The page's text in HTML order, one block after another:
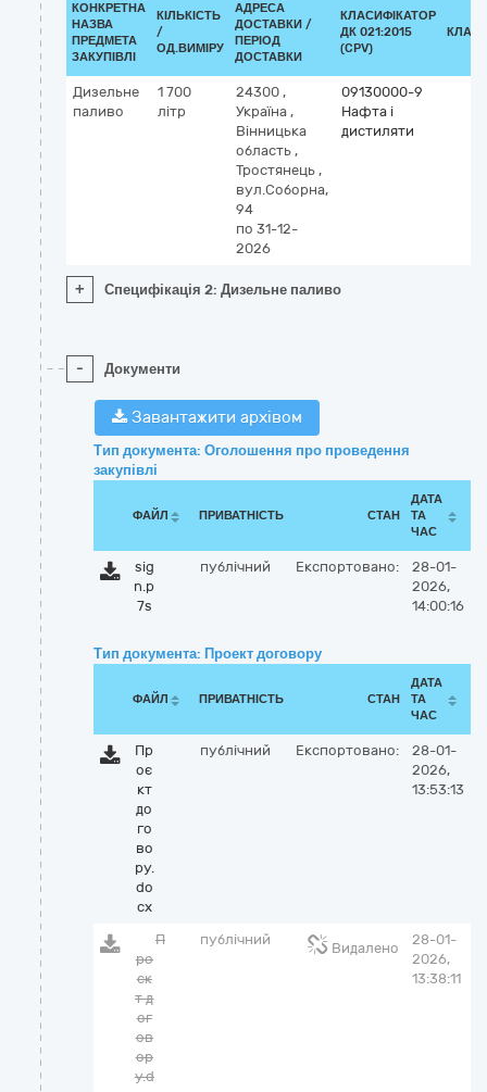
КОНКРЕТНА
НАЗВА
ПРЕДМЕТА
ЗАКУПІВЛІ
КІЛЬКІСТЬ
/
ОД.ВИМІРУ
АДРЕСА
ДОСТАВКИ /
ПЕРІОД
ДОСТАВКИ
КЛАСИФІКАТОР
ДК 021:2015
(CPV)
Дизельне
паливо
1 700
літр
24300 ,
Україна ,
Вінницька
область ,
Тростянець ,
вул.Соборна,
94
по 31-12-
2026
09130000-9
Нафта і
дистиляти
+ Специфікація 2: Дизельне паливо
- Документи
Завантажити архівом
Тип документа: Оголошення про проведення
закупівлі
ФАЙЛ ПРИВАТНІСТЬ СТАН
ДАТА
ТА
ЧАС
sig
n.p
7s
публічний Експортовано:
28-01-
2026,
14:00:16
Тип документа: Проект договору
ФАЙЛ ПРИВАТНІСТЬ СТАН
ДАТА
ТА
ЧАС
Пр
оє
кт
до
го
во
ру.
do
cx
публічний Експортовано:
28-01-
2026,
13:53:13
П
ро
єк
т д
ог
ов
ор
у.d
публічний
Видалено
28-01-
2026,
13:38:11